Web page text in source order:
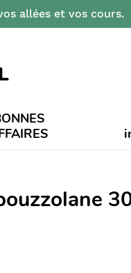
allées et vos cours.